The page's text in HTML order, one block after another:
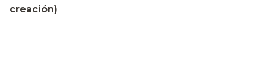
creación)